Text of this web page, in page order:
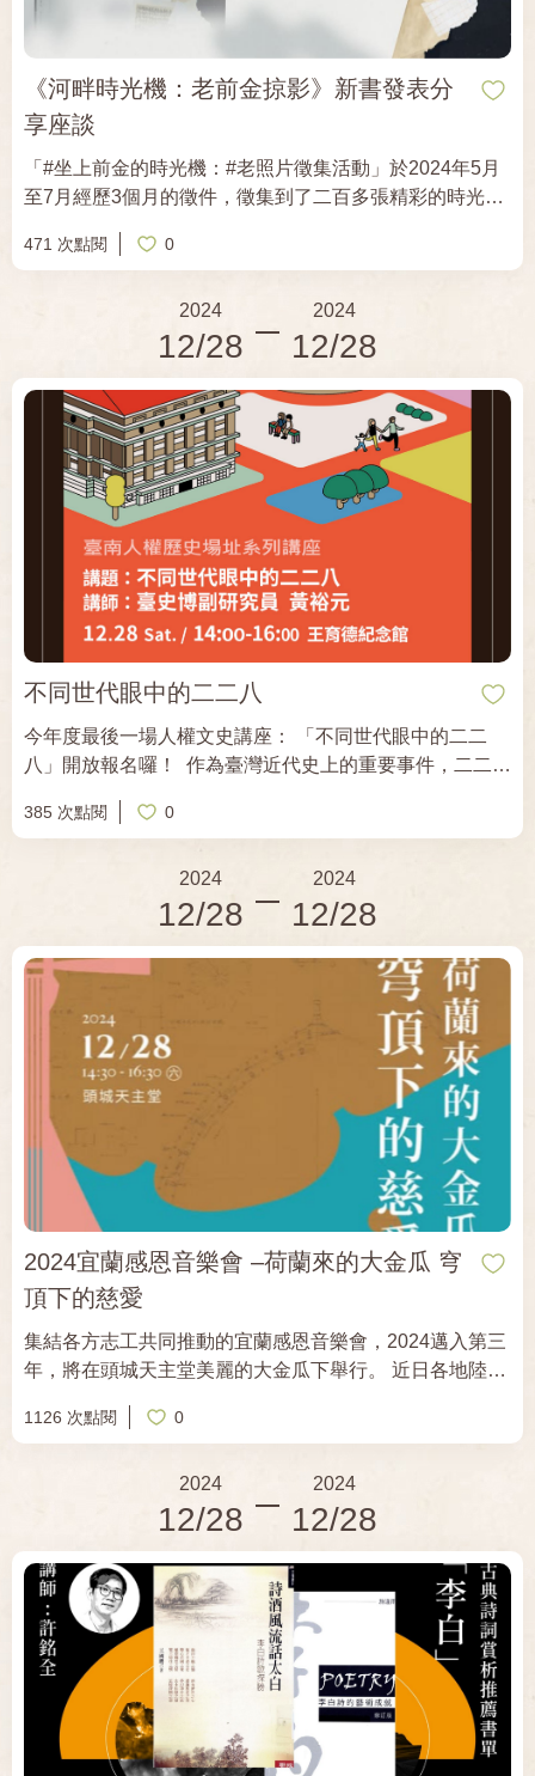
《河畔時光機：老前金掠影》新書發表分
享座談
「#坐上前金的時光機：#老照片徵集活動」於2024年5月
至7月經歷3個月的徵件，徵集到了二百多張精彩的時光故
藏。 從這二百多張照片中，活動團隊精選出八十張，凝聚
一個一個前金人細細堆疊出來的記憶，當然還無法完整地
呈現過往老前金的所有風貌，但每一張都具有標誌性的重
顧問暨影像集的總編輯陳坤毅，和大家分享徵集過程中訪
歷程的點滴，並邀請提供照片的熱心前金人們，一起來暢
談，漫遊回溯他們眼裡及腦海中的故里印象。 也一同再次
誠摯邀請對前金區有特殊情感記憶，或有更多相關生活記
憶、老照片故事想分享的的朋友們，一起來共度踏溯記憶
的美好時光。 ✃┄┄✁┄┄✃┄┄✁┄┄✃┄┄✁┄┄✃ 講題︱《河
畔時光機：老前金掠影》新書發表分享座談 講師︱陳坤毅
（打狗文史再興會社理事暨本書總編輯） 時間︱2024年
12月29日（日） 10：00－12：00 地點︱高雄市李科永紀
念圖書館 B1多功能研習教室 報名︱
https://forms.gle/7R8nVkkndjvNkjDw7 講者簡介︱陳坤毅
立成功大學都市計劃研究所，現任打狗文史再興會社理
事。著有《識內惟：邊城時光讀本》、《藝之鑿鑿：木雕
國寶葉經義》、《建構繁榮城市的巧手：蕭佛助的建築物
語》、《海埔十七番地：高雄大舞台戲院》等。 ✃┄┄✁┄┄
471 次點閱 0
2024
12/28
2024
12/28
不同世代眼中的二二八
今年度最後一場人權文史講座： 「不同世代眼中的二二
八」開放報名囉！ ​ 作為臺灣近代史上的重要事件，二二八
鍵~ 來聽聽 臺史博副研究員黃裕元老師，透過訪談與整
世代對228的詮釋與感知~ ​►▸講座資訊◂◄ ✧講座名稱：
不同世代眼中的二二八 ✧地 點 ：王育德紀念館 ✧
師 ：黃裕元（國立臺灣歷史博物館副研究員） ✧報名人
數：25人
385 次點閱 0
2024
12/28
2024
12/28
2024宜蘭感恩音樂會 –荷蘭來的大金瓜 穹
頂下的慈愛
集結各方志工共同推動的宜蘭感恩音樂會，2024邁入第三
年，將在頭城天主堂美麗的大金瓜下舉行。 近日各地陸續
請務必添衣保暖，迎接下一個新年。 誠摯敬邀 期待您的到
大學教育基金會、宜蘭社區大學、只會大提琴樂團、風雅
絲竹國樂團、燦景古建築研究工作室 四、協辦：頭城聖伯
多祿天主堂、天主教遣使會、天主教仁愛會聖若瑟修女
院、聖方濟安老院 五、演出：只會大提琴樂團、風雅絲竹
國樂團
1126 次點閱 0
2024
12/28
2024
12/28